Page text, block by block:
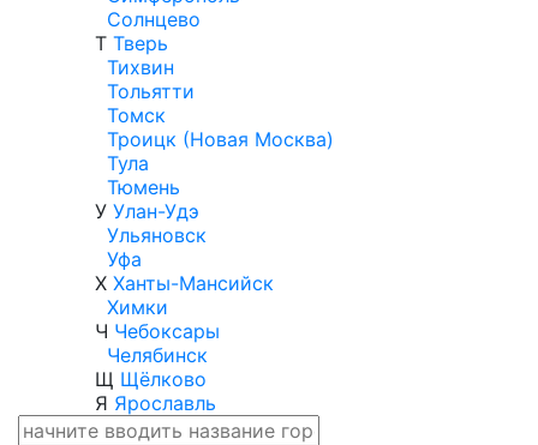
Солнцево
Т Тверь
Тихвин
Тольятти
Томск
Троицк (Новая Москва)
Тула
Тюмень
У Улан-Удэ
Ульяновск
Уфа
Х Ханты-Мансийск
Химки
Ч Чебоксары
Челябинск
Щ Щёлково
Я Ярославль